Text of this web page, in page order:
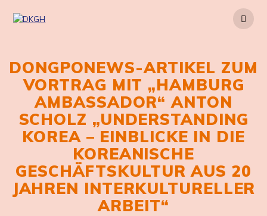
DONGPONEWS-ARTIKEL ZUM
VORTRAG MIT „HAMBURG
AMBASSADOR“ ANTON
SCHOLZ „UNDERSTANDING
KOREA – EINBLICKE IN DIE
KOREANISCHE
GESCHÄFTSKULTUR AUS 20
JAHREN INTERKULTURELLER
ARBEIT“